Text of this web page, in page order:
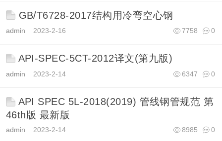
GB/T6728-2017结构用冷弯空心钢
admin 2023-2-16 0
7758
API-SPEC-5CT-2012译文(第九版)
admin 2023-2-14 0
6347
API SPEC 5L-2018(2019) 管线钢管规范 第
46th版 最新版
admin 2023-2-14 0
8985